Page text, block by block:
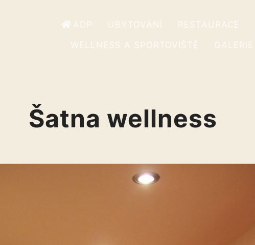
ADP UBYTOVÁNÍ RESTAURACE
WELLNESS A SPORTOVIŠTĚ
GALERIE
Šatna wellness